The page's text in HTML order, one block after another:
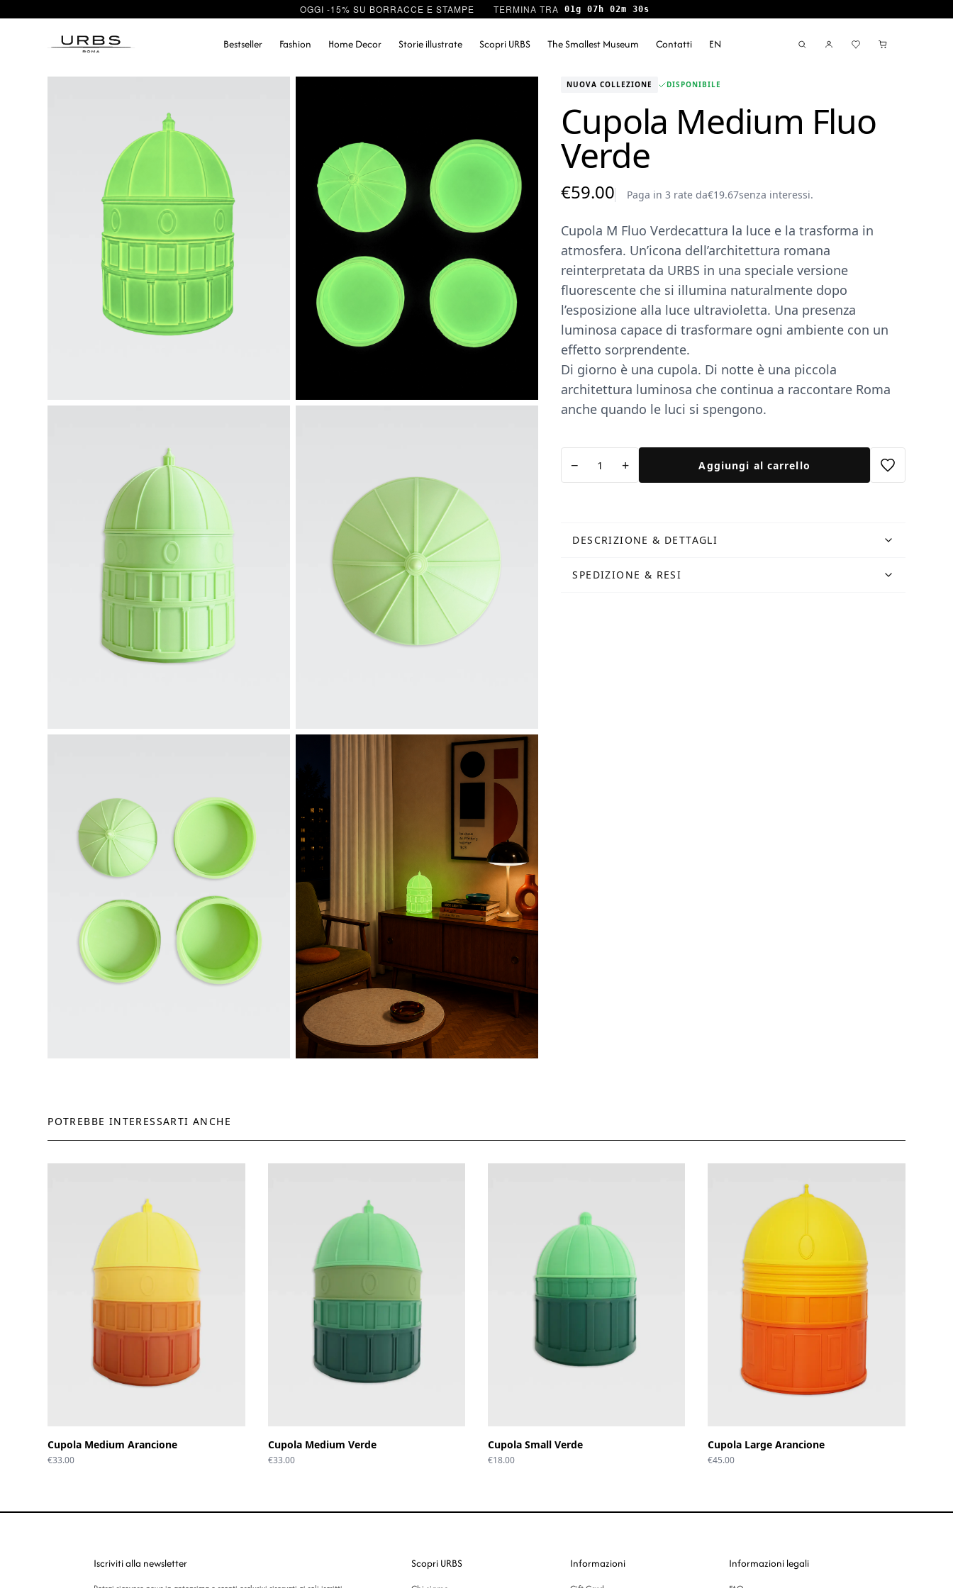
OGGI -15% SU BORRACCE E STAMPE 01g 07h 02m 29s
Bestseller Fashion Home Decor Storie illustrate Scopri URBS The Smallest Museum Contatti EN
NUOVA COLLEZIONE DISPONIBILE
Cupola Medium Fluo
Verde
€59.00 Paga in 3 rate da€19.67senza interessi.
Cupola M Fluo Verdecattura la luce e la trasforma in
atmosfera. Un’icona dell’architettura romana
reinterpretata da URBS in una speciale versione
fluorescente che si illumina naturalmente dopo
l’esposizione alla luce ultravioletta. Una presenza
luminosa capace di trasformare ogni ambiente con un
effetto sorprendente.
Di giorno è una cupola. Di notte è una piccola
architettura luminosa che continua a raccontare Roma
anche quando le luci si spengono.
Medium
− + Aggiungi al carrello
DESCRIZIONE & DETTAGLI
SPEDIZIONE & RESI
POTREBBE INTERESSARTI ANCHE
Cupola Medium Arancione
€33.00
Cupola Medium Verde
€33.00
Cupola Small Verde
€18.00
Cupola Large Arancione
€45.00
Iscriviti alla newsletter Scopri URBS Informazioni Informazioni legali